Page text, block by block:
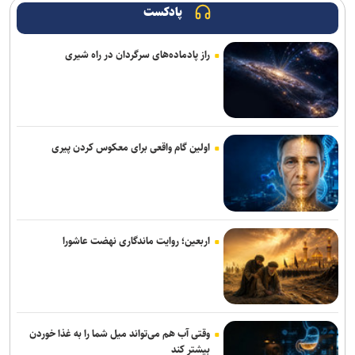
وزیر راه و شهرسازی: رسانه‌ها در صیانت از حقیقت و انسجام ملی نقشی
بی‌بدیل دارند
سفر تهیه کنید
مدنی‌زاده: رسانه‌های مسئول، سرمایه‌ای ارزشمند برای حکمرانی اقتصادی
کارآمد هستند
خبرنگاران دیده‌بانان آگاه جامعه هستند
همتی: رسانه‌ها، رکن اعتمادآفرین در نظام اقتصادی کشور
وزیر نفت: رسانه‌ها جلوه‌های ایثار کارکنان صنعت نفت را منعکس کردند
تغییر ریل معدن‌کاری با هوش مصنوعی/ درمان شکاف ۱۵ ساله
تکنولوژیک در معادن ایران
پادکست
راز پادماده‌های سرگردان در راه شیری
اولین گام واقعی برای معکوس کردن پیری
اربعین؛ روایت ماندگاری نهضت عاشورا
وقتی آب هم می‌تواند میل شما را به غذا خوردن
بیشتر کند